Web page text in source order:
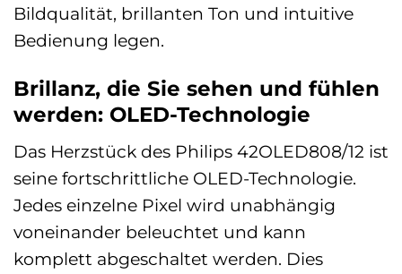
Bildqualität, brillanten Ton und intuitive
Bedienung legen.
Brillanz, die Sie sehen und fühlen
werden: OLED-Technologie
Das Herzstück des Philips 42OLED808/12 ist
seine fortschrittliche OLED-Technologie.
Jedes einzelne Pixel wird unabhängig
voneinander beleuchtet und kann
komplett abgeschaltet werden. Dies